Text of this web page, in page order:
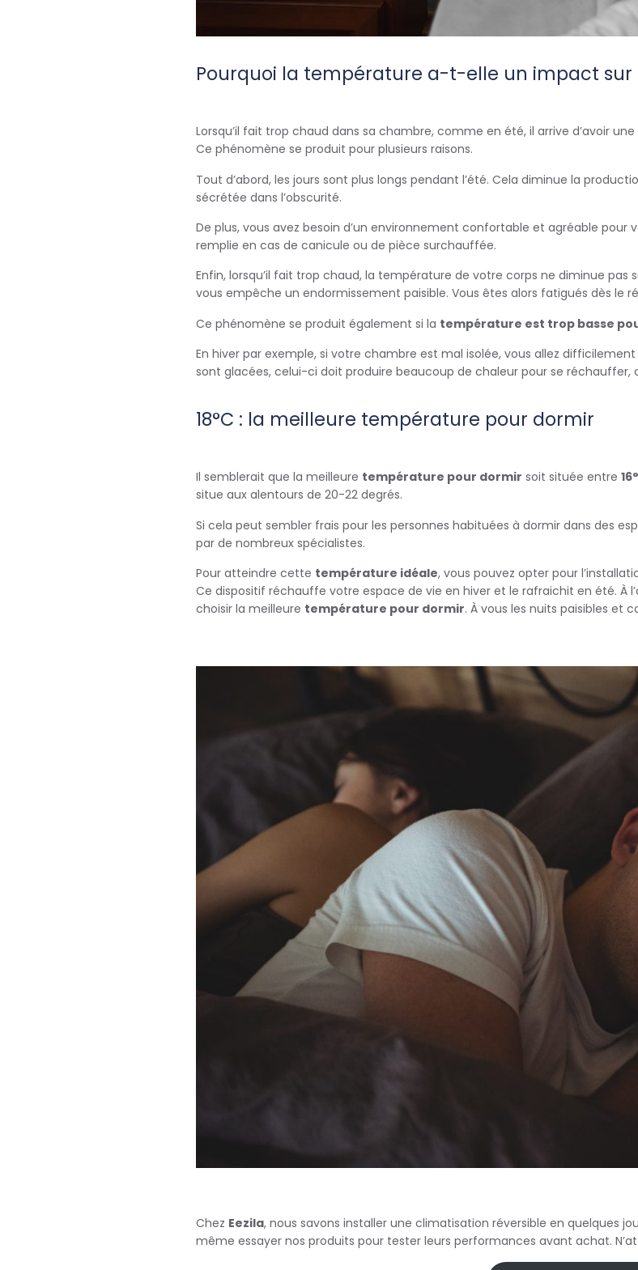
Pourquoi la température a-t-elle un impact sur
Lorsqu’il fait trop chaud dans sa chambre, comme en été, il arrive d’avoir
Ce phénomène se produit pour plusieurs raisons.
Tout d’abord, les jours sont plus longs pendant l’été. Cela diminue la
sécrétée dans l’obscurité.
De plus, vous avez besoin d’un environnement confortable et agréable pour
remplie en cas de canicule ou de pièce surchauffée.
Enfin, lorsqu’il fait trop chaud, la température de votre corps ne diminue
vous empêche un endormissement paisible. Vous êtes alors fatigués dès le
Ce phénomène se produit également si la température est trop basse
En hiver par exemple, si votre chambre est mal isolée, vous allez
sont glacées, celui-ci doit produire beaucoup de chaleur pour se réchauffer,
18°C : la meilleure température pour dormir
Il semblerait que la meilleure température pour dormir soit située entre
situe aux alentours de 20-22 degrés.
Si cela peut sembler frais pour les personnes habituées à dormir dans des
par de nombreux spécialistes.
Pour atteindre cette température idéale, vous pouvez opter pour
Ce dispositif réchauffe votre espace de vie en hiver et le rafraichit en été. À
choisir la meilleure température pour dormir. À vous les nuits paisibles et
Chez Eezila, nous savons installer une climatisation réversible en quelques
même essayer nos produits pour tester leurs performances avant achat.